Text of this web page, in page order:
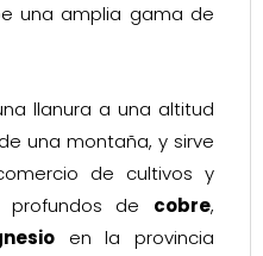
una amplia gama de
llanura a una altitud
una montaña, y sirve
de cultivos y
profundos de cobre,
en la provincia